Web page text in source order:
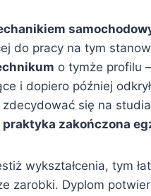
do pracy na tym
o tymże profilu
i dopiero później
się na
zakończona
wykształcenia, tym
zarobki. Dyplom